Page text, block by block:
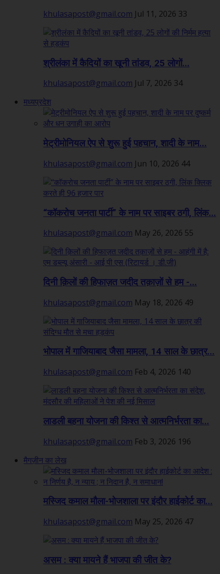
khulasapost@gmail.com Jul 11, 2026 33
श्रीलंका में कैदियों का खूनी तांडव, 25 लोगों...
khulasapost@gmail.com Jul 7, 2026 34
मध्यप्रदेश
मेट्रीमोनियल ऐप से शुरू हुई पहचान, शादी के नाम...
khulasapost@gmail.com Jun 10, 2026 44
“कॉकरोच जनता पार्टी” के नाम पर साइबर ठगी, लिंक...
khulasapost@gmail.com May 26, 2026 55
दिनी क़िलों की हिफाज़त जदीद तक़ाज़ों से हम -...
khulasapost@gmail.com May 18, 2026 49
भोपाल में गाजियाबाद जैसा मामला, 14 साल के छात्र...
khulasapost@gmail.com Feb 4, 2026 140
लाडली बहना योजना की किश्त से आत्मनिर्भरता का...
khulasapost@gmail.com Feb 3, 2026 196
मैगज़ीन का लेख
मस्जिद कमाल मौला-भोजशाला पर इंदौर हाईकोर्ट का...
khulasapost@gmail.com May 25, 2026 47
असम : क्या मायने हैं भाजपा की जीत के?